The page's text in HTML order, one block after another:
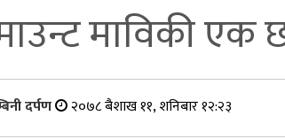
माविकी एक
दर्पण २०७८ बैशाख ११, शनिबार १२:२३